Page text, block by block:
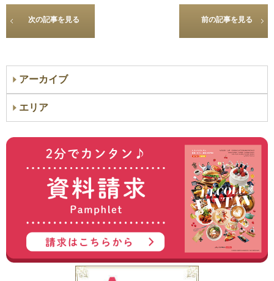
次の記事を見る 前の記事を見る
アーカイブ
エリア